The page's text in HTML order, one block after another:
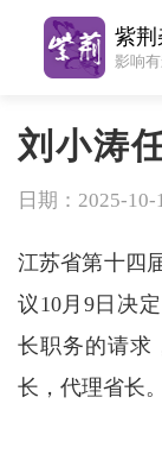
刘小涛
日期：2025-10-
江苏省第十四
议10月9日决
长职务的请求
长，代理省长。
紫荆
影响